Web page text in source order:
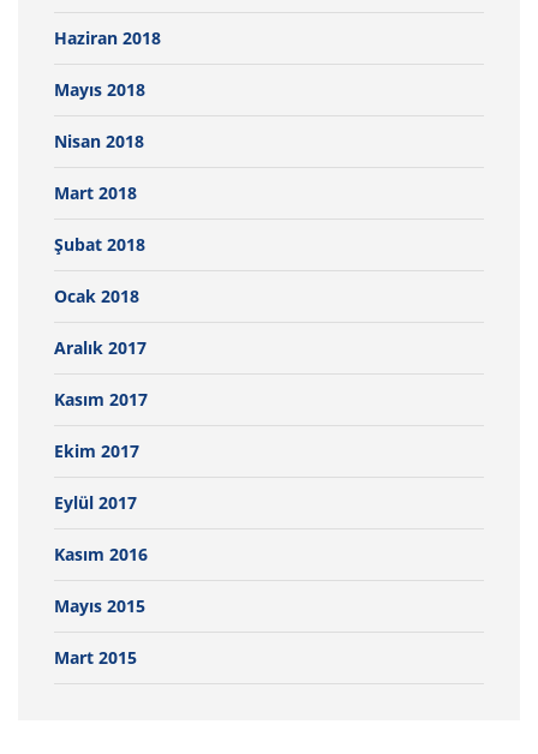
Haziran 2018
Mayıs 2018
Nisan 2018
Mart 2018
Şubat 2018
Ocak 2018
Aralık 2017
Kasım 2017
Ekim 2017
Eylül 2017
Kasım 2016
Mayıs 2015
Mart 2015